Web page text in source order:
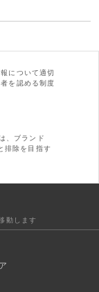
について適切
を認める制度
、ブランド
排除を目指す
動します